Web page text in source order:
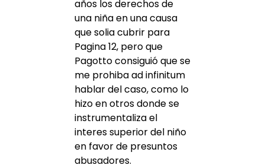
años los derechos de
una niña en una causa
que solia cubrir para
Pagina 12, pero que
Pagotto consiguió que se
me prohiba ad infinitum
hablar del caso, como lo
hizo en otros donde se
instrumentaliza el
interes superior del niño
en favor de presuntos
abusadores.